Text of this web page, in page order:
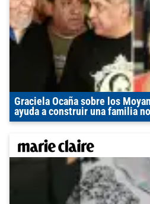
Graciela Ocaña sobre los
ayuda a construir una familia